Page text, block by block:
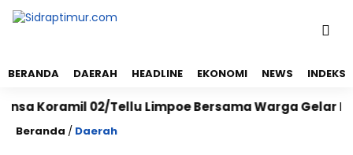
BERANDA DAERAH HEADLINE EKONOMI NEWS INDEKS
02/Tellu Limpoe Bersama Warga Gelar Karya
Beranda / Daerah